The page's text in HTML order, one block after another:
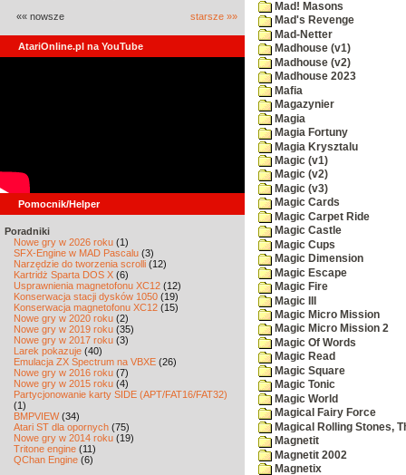
«« nowsze starsze »»
AtariOnline.pl na YouTube
Pomocnik/Helper
Poradniki
Nowe gry w 2026 roku (1)
SFX-Engine w MAD Pascalu (3)
Narzędzie do tworzenia scrolli (12)
Kartridż Sparta DOS X (6)
Usprawnienia magnetofonu XC12 (12)
Konserwacja stacji dysków 1050 (19)
Konserwacja magnetofonu XC12 (15)
Nowe gry w 2020 roku (2)
Nowe gry w 2019 roku (35)
Nowe gry w 2017 roku (3)
Larek pokazuje (40)
Emulacja ZX Spectrum na VBXE (26)
Nowe gry w 2016 roku (7)
Nowe gry w 2015 roku (4)
Partycjonowanie karty SIDE (APT/FAT16/FAT32)
(1)
BMPVIEW(34)
Atari ST dla opornych (75)
Nowe gry w 2014 roku (19)
Tritone engine (11)
QChan Engine (6)
Mad! Masons
Mad's Revenge
Mad-Netter
Madhouse (v1)
Madhouse (v2)
Madhouse 2023
Mafia
Magazynier
Magia
Magia Fortuny
Magia Krysztalu
Magic (v1)
Magic (v2)
Magic (v3)
Magic Cards
Magic Carpet Ride
Magic Castle
Magic Cups
Magic Dimension
Magic Escape
Magic Fire
Magic III
Magic Micro Mission
Magic Micro Mission 2
Magic Of Words
Magic Read
Magic Square
Magic Tonic
Magic World
Magical Fairy Force
Magical Rolling Stones,
Magnetit
Magnetit 2002
Magnetix